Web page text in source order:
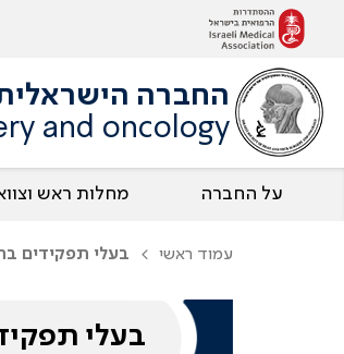
החברה הישראלית
and oncology
על החברה מחלות ראש
עמוד ראשי בעלי תפקידים
בעלי